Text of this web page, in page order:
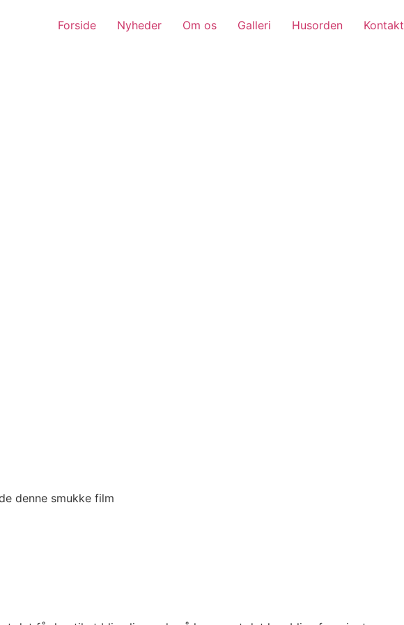
Forside Nyheder Om os Galleri Husorden Kontakt
denne smukke film